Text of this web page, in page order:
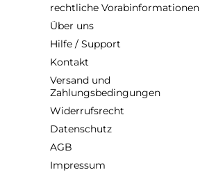
rechtliche Vorabinformationen
Über uns
Hilfe / Support
Kontakt
Versand und
Zahlungsbedingungen
Widerrufsrecht
Datenschutz
AGB
Impressum